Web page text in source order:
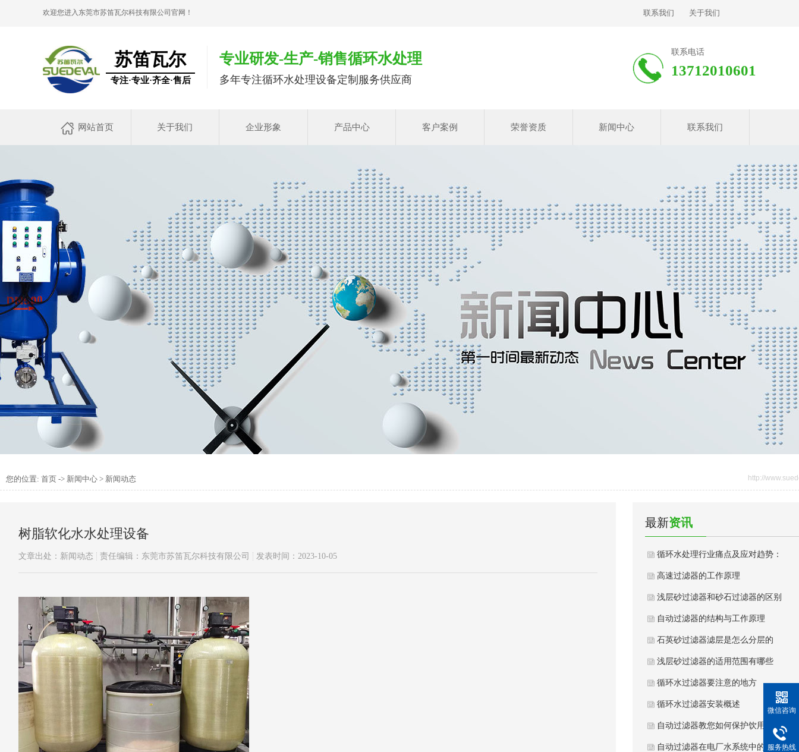
欢迎您进入东莞市苏笛瓦尔科技有限公司官网！ 联系我们 关于我们
苏笛瓦尔
专注·专业·齐全·售后
专业研发-生产-销售循环水处理
多年专注循环水处理设备定制服务供应商
联系电话
13712010601
网站首页 关于我们 企业形象 产品中心 客户案例 荣誉资质 新闻中心 联系我们
您的位置: 首页 -> 新闻中心 > 新闻动态 http://
树脂软化水水处理设备
文章出处：新闻动态 责任编辑：东莞市苏笛瓦尔科技有限公司 发表时间：2023-10-05
最新资讯
循环水处理行业痛点及应对趋势：
高速过滤器的工作原理
浅层砂过滤器和砂石过滤器的区别
自动过滤器的结构与工作原理
石英砂过滤器滤层是怎么分层的
浅层砂过滤器的适用范围有哪些
循环水过滤器要注意的地方
循环水过滤器安装概述
自动过滤器教您如何保护饮用水健
自动过滤器在电厂水系统中的意义
微信咨询
服务热线